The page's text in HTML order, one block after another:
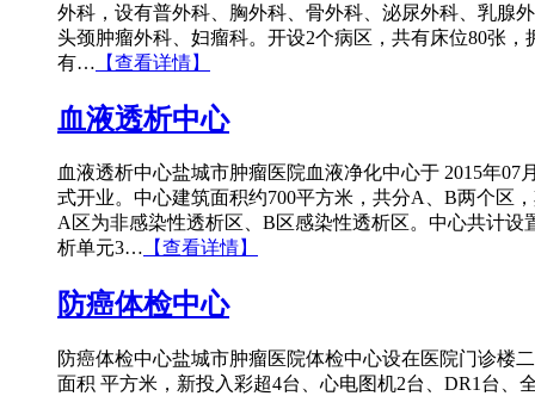
外科，设有普外科、胸外科、骨外科、泌尿外科、乳腺
头颈肿瘤外科、妇瘤科。开设2个病区，共有床位80张，
有… 【查看详情】
血液透析中心
血液透析中心盐城市肿瘤医院血液净化中心于 2015年07
式开业。中心建筑面积约700平方米，共分A、B两个区
A区为非感染性透析区、B区感染性透析区。中心共计设
析单元3… 【查看详情】
防癌体检中心
防癌体检中心盐城市肿瘤医院体检中心设在医院门诊楼
面积 平方米，新投入彩超4台、心电图机2台、DR1台、